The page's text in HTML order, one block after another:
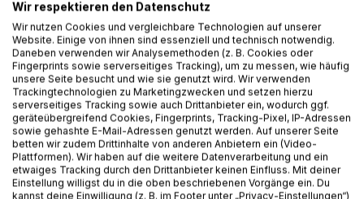
die Schlucht, ferner den Berg l’Uomo di Cagna mit der
neuen Rundwanderung und den Berg Punta di u Diamante
mit der Gipfelbesteigung. Hinzugekommen ist jetzt die
Beschreibung der Insel Lavezzi, die mit dem Schiff in etwa
1 Stunde von Bonifacio zu erreichen ist. Auch die
Wandermöglichkeiten an der Küste von Bonifacio sind
wesentlich umfangreicher dargestellt worden. Ganz neu
beschrieben wird die Besteigung der Punta di Corbu
oberhalb des Ospedale-Stausees.
Die sehr ausführlichen Beschreibungen werden ergänzt
durch genaue Wanderskizzen, durch viele Zeichnungen und
Wir respektieren den Datenschutz
Wir nutzen Cookies und vergleichbare Technologien auf unserer
Website. Einige von ihnen sind essenziell und technisch notwendig.
Daneben verwenden wir Analysemethoden (z. B. Cookies oder
Fingerprints sowie serverseitiges Tracking), um zu messen, wie häufig
unsere Seite besucht und wie sie genutzt wird. Wir verwenden
Trackingtechnologien zu Marketingzwecken und setzen hierzu
serverseitiges Tracking sowie auch Drittanbieter ein, wodurch ggf.
geräteübergreifend Cookies, Fingerprints, Tracking-Pixel, IP-Adressen
sowie gehashte E-Mail-Adressen genutzt werden. Auf unserer Seite
betten wir zudem Drittinhalte von anderen Anbietern ein (Video-
Plattformen). Wir haben auf die weitere Datenverarbeitung und ein
etwaiges Tracking durch den Drittanbieter keinen Einfluss. Mit deiner
Einstellung willigst du in die oben beschriebenen Vorgänge ein. Du
kannst deine Einwilligung (z. B. im Footer unter „Privacy-Einstellungen“)